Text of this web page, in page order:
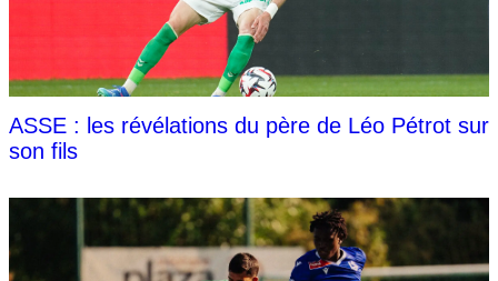
ASSE : les révélations du père de Léo Pétrot sur
son fils